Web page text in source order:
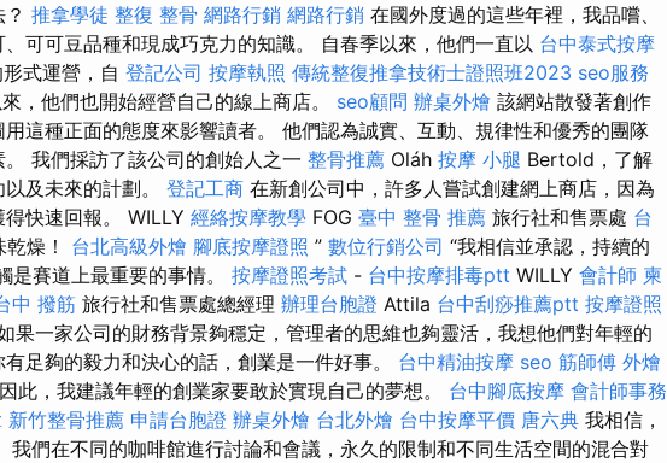
推拿學徒 整復 整骨 網路行銷 網路行銷 在國外度過的這些年裡，我品嚐、
可可豆品種和現成巧克力的知識。 自春季以來，他們一直以 台中泰式按摩
形式運營，自 登記公司 按摩執照 傳統整復推拿技術士證照班2023 seo服務
，他們也開始經營自己的線上商店。 seo顧問 辦桌外燴 該網站散發著創作
這種正面的態度來影響讀者。 他們認為誠實、互動、規律性和優秀的團隊
我們採訪了該公司的創始人之一 整骨推薦 Oláh 按摩 小腿 Bertold，了解
及未來的計劃。 登記工商 在新創公司中，許多人嘗試創建網上商店，因為
快速回報。 WILLY 經絡按摩教學 FOG 臺中 整骨 推薦 旅行社和售票處 台
燥！ 台北高級外燴 腳底按摩證照 ” 數位行銷公司 “我相信並承認，持續的
是賽道上最重要的事情。 按摩證照考試 - 台中按摩排毒ptt WILLY 會計師 柬
中 撥筋 旅行社和售票處總經理 辦理台胞證 Attila 台中刮痧推薦ptt 按摩證照
果一家公司的財務背景夠穩定，管理者的思維也夠靈活，我想他們對年輕的
足夠的毅力和決心的話，創業是一件好事。 台中精油按摩 seo 筋師傅 外燴
因此，我建議年輕的創業家要敢於實現自己的夢想。 台中腳底按摩 會計師事務
新竹整骨推薦 申請台胞證 辦桌外燴 台北外燴 台中按摩平價 唐六典 我相信，
我們在不同的咖啡館進行討論和會議，永久的限制和不同生活空間的混合對